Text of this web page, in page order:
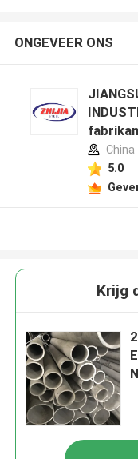
ONGEVEER ONS
China
5.0
Krijg